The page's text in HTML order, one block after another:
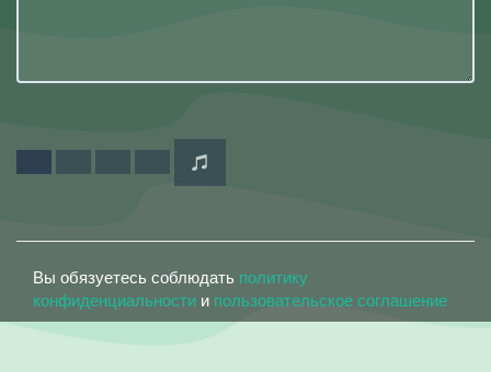
Вы обязуетесь соблюдать политику
конфиденциальности и пользовательское соглашение